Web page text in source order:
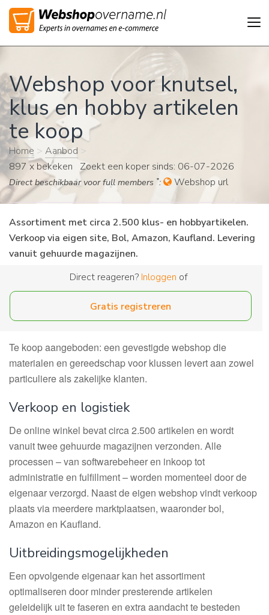
Webshop voor knutsel,
klus en hobby artikelen
te koop
Home > Aanbod >
897 x bekeken Zoekt een koper sinds: 06-07-2026
Direct beschikbaar voor full members *: Webshop url
Assortiment met circa 2.500 klus- en hobbyartikelen.
Verkoop via eigen site, Bol, Amazon, Kaufland. Levering
vanuit gehuurde magazijnen.
Direct reageren? Inloggen of
Gratis registreren
Te koop aangeboden: een gevestigde webshop die
materialen en gereedschap voor klussen levert aan zowel
particuliere als zakelijke klanten.
Verkoop en logistiek
De online winkel bevat circa 2.500 artikelen en wordt
vanuit twee gehuurde magazijnen verzonden. Alle
processen – van softwarebeheer en inkoop tot
administratie en fulfillment – worden momenteel door de
eigenaar verzorgd. Naast de eigen webshop vindt verkoop
plaats via meerdere marktplaatsen, waaronder bol,
Amazon en Kaufland.
Uitbreidingsmogelijkheden
Een opvolgende eigenaar kan het assortiment
optimaliseren door minder presterende artikelen
geleidelijk uit te faseren en extra aandacht te besteden